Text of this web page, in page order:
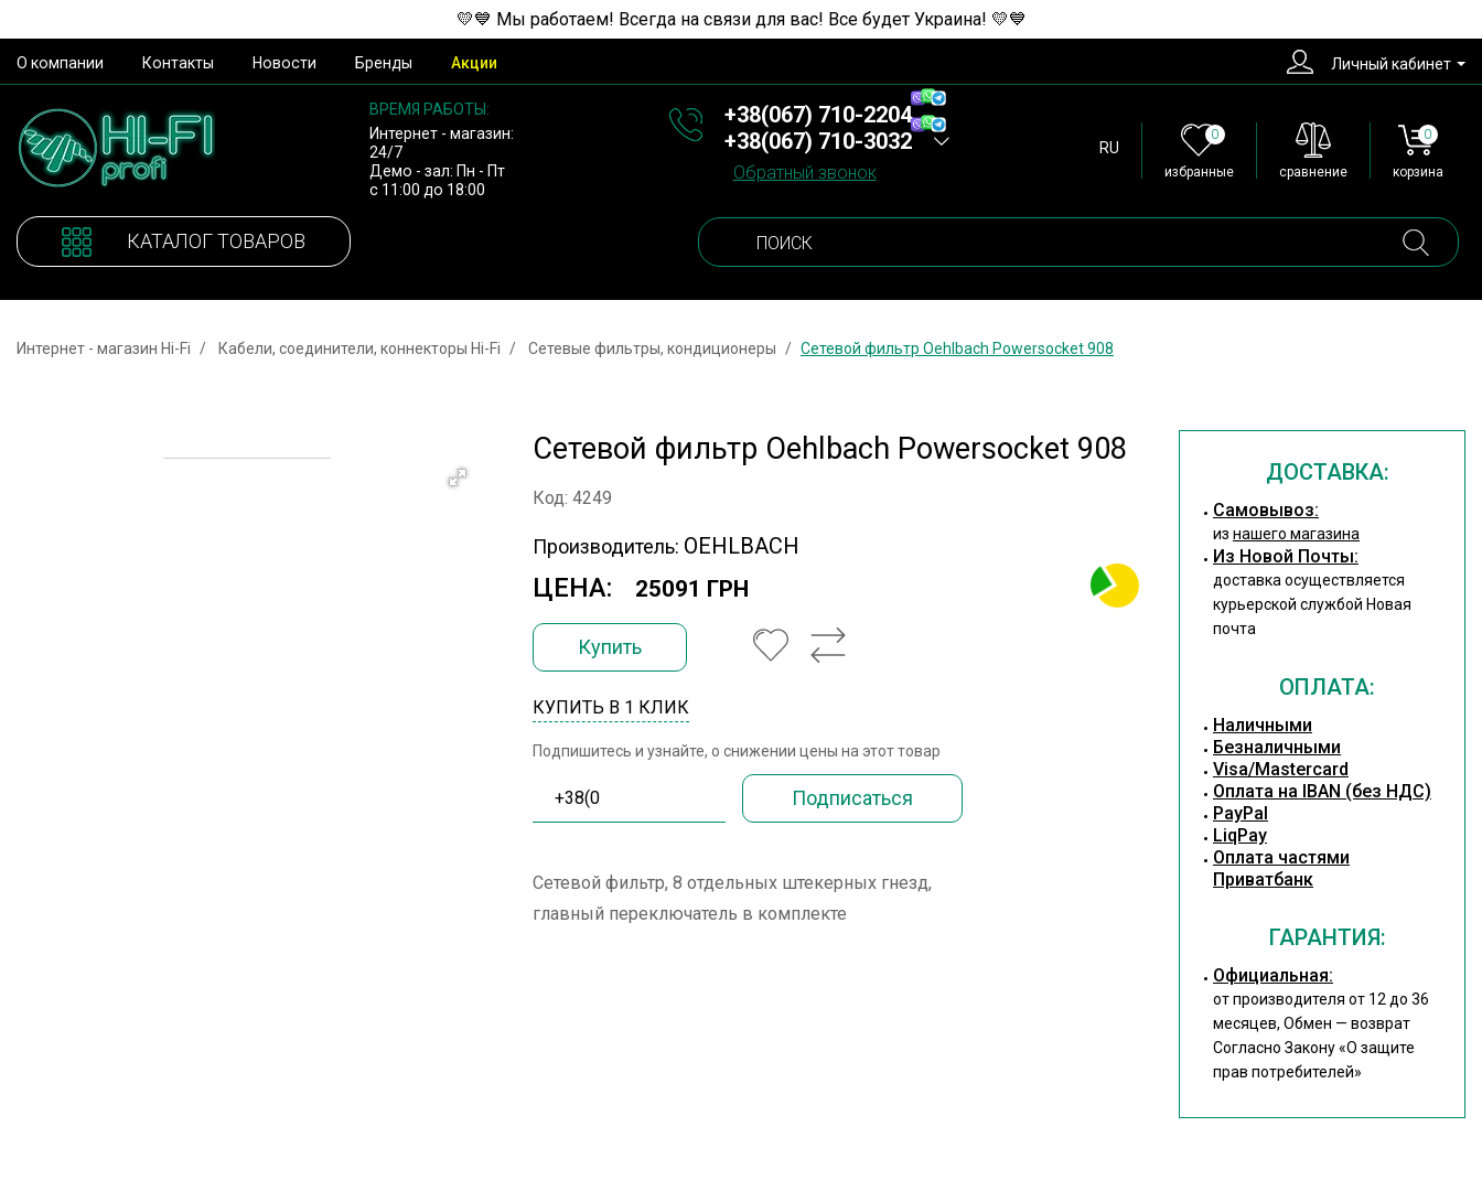
💛💙 Мы работаем! Всегда на связи для вас! Все будет Украина! 💛💙
О компании Контакты Новости Бренды Акции Личный кабинет
ВРЕМЯ РАБОТЫ:
Интернет - магазин:
24/7
Демо - зал: Пн - Пт
с 11:00 до 18:00
+38(067) 710-2204
+38(067) 710-3032
Обратный звонок
RU
0
избранные сравнение
0
корзина
КАТАЛОГ ТОВАРОВ
Интернет - магазин Hi-Fi Кабели, соединители, коннекторы Hi-Fi Сетевые фильтры, кондиционеры Сетевой фильтр Oehlbach Powersocket 908
Сетевой фильтр Oehlbach Powersocket 908
Код: 4249
Производитель: OEHLBACH
ЦЕНА: 25091 ГРН
Купить
КУПИТЬ В 1 КЛИК
Подпишитесь и узнайте, о снижении цены на этот товар
Сетевой фильтр, 8 отдельных штекерных гнезд,
главный переключатель в комплекте
ДОСТАВКА:
Cамовывоз:
из нашего магазина
Из Новой Почты:
доставка осуществляется
курьерской службой Новая
почта
ОПЛАТА:
Наличными
Безналичными
Visa/Mastercard
Оплата на IBAN (без НДС)
PayPal
LiqPay
Оплата частями
Приватбанк
ГАРАНТИЯ:
Официальная:
от производителя от 12 до 36
месяцев, Обмен — возврат
Согласно Закону«О защите
прав потребителей»